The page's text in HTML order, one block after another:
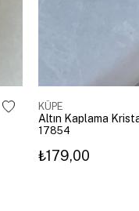
KÜPE
17854
₺179,00